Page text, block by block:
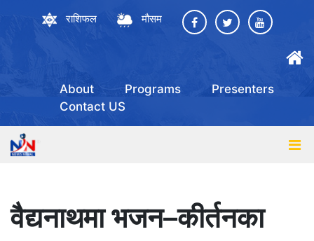
राशिफल मौसम
About Programs
Presenters
Contact US
वैद्यनाथमा भजन–कीर्तनका